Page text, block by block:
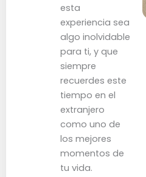
esta
experiencia sea
algo inolvidable
para ti, y que
siempre
recuerdes este
tiempo en el
extranjero
como uno de
los mejores
momentos de
tu vida.